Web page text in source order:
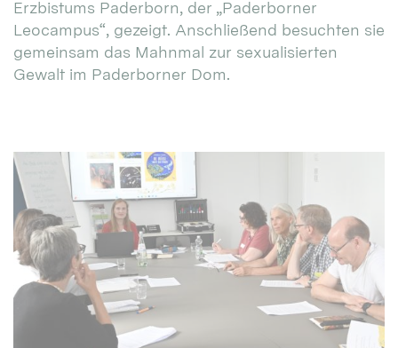
Erzbistums Paderborn, der „Paderborner
Leocampus“, gezeigt. Anschließend besuchten sie
gemeinsam das Mahnmal zur sexualisierten
Gewalt im Paderborner Dom.